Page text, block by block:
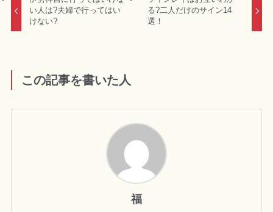
い人は?夫婦で行ってはい
けない?
る?二人だけのサイン14
選！
この記事を書いた人
福